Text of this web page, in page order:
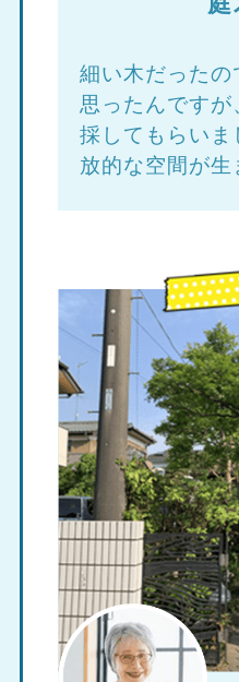
細い木だったの
思ったんです
採してもらい
放的な空間が生